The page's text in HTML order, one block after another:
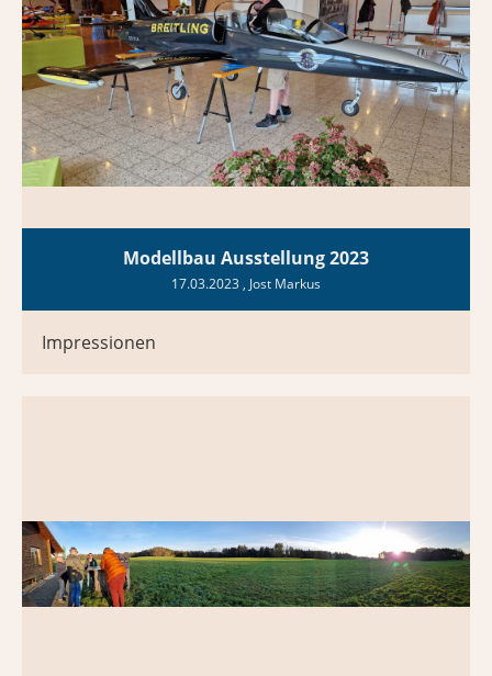
Modellbau Ausstellung 2023
17.03.2023 , Jost Markus
Impressionen